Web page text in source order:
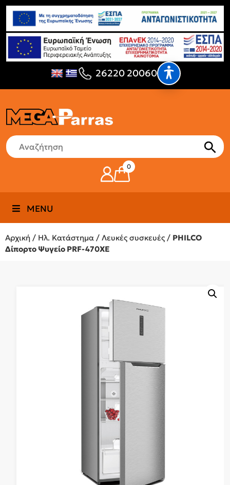
26220 20060
0
MENU
Αρχική / Ηλ. Κατάστημα / Λευκές συσκευές / PHILCO
Δίπορτο Ψυγείο PRF-470XE